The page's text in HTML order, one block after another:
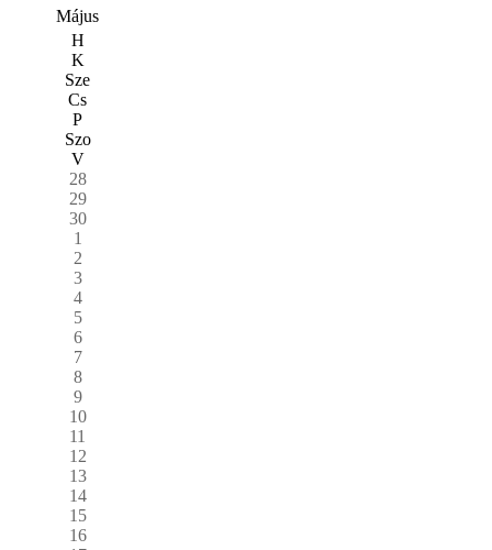
Május
H
K
Sze
Cs
P
Szo
V
28
29
30
1
2
3
4
5
6
7
8
9
10
11
12
13
14
15
16